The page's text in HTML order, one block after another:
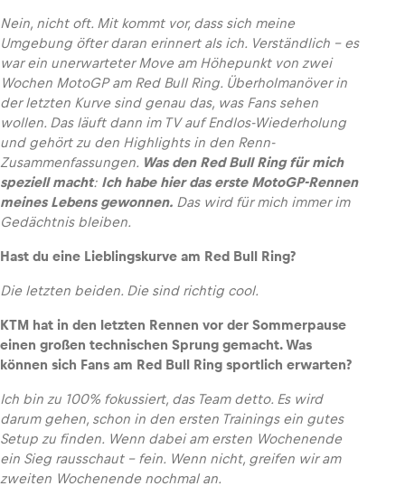
Nein, nicht oft. Mit kommt vor, dass sich meine
Umgebung öfter daran erinnert als ich. Verständlich – es
war ein unerwarteter Move am Höhepunkt von zwei
Wochen MotoGP am Red Bull Ring. Überholmanöver in
der letzten Kurve sind genau das, was Fans sehen
wollen. Das läuft dann im TV auf Endlos-Wiederholung
und gehört zu den Highlights in den Renn-
Zusammenfassungen. Was den Red Bull Ring für mich
speziell macht: Ich habe hier das erste MotoGP-Rennen
meines Lebens gewonnen. Das wird für mich immer im
Gedächtnis bleiben.
Hast du eine Lieblingskurve am Red Bull Ring?
Die letzten beiden. Die sind richtig cool.
KTM hat in den letzten Rennen vor der Sommerpause
einen großen technischen Sprung gemacht. Was
können sich Fans am Red Bull Ring sportlich erwarten?
Ich bin zu 100% fokussiert, das Team detto. Es wird
darum gehen, schon in den ersten Trainings ein gutes
Setup zu finden. Wenn dabei am ersten Wochenende
ein Sieg rausschaut – fein. Wenn nicht, greifen wir am
zweiten Wochenende nochmal an.